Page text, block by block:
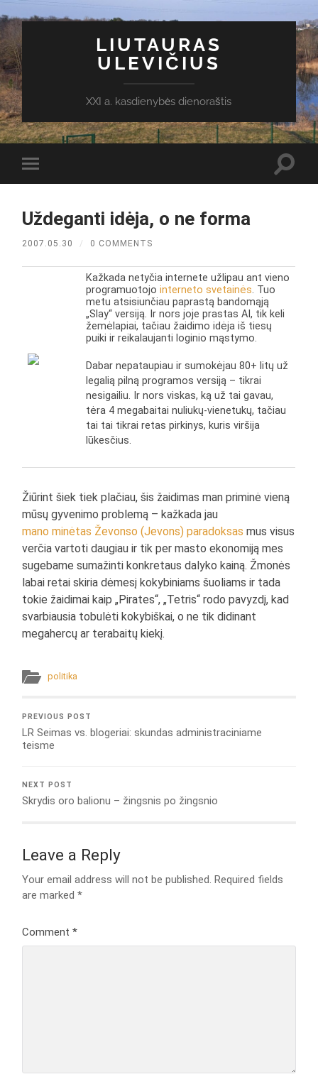
LIUTAURAS
ULEVIČIUS
XXI a. kasdienybės dienoraštis
Toggle
mobile
Uždeganti idėja, o ne forma
2007.05.30 / 0 COMMENTS
Kažkada netyčia internete užlipau ant vieno
programuotojointerneto svetainės. Tuo
metu atsisiunčiau paprastą bandomąją
„Slay“ versiją. Ir nors joje prastas AI, tik keli
žemėlapiai, tačiau žaidimo idėja iš tiesų
puiki ir reikalaujanti loginio mąstymo.
Dabar nepataupiau ir sumokėjau 80+ litų už
legalią pilną programos versiją – tikrai
nesigailiu. Ir nors viskas, ką už tai gavau,
tėra 4 megabaitai nuliukų-vienetukų, tačiau
tai tai tikrai retas pirkinys, kuris viršija
lūkesčius.
Žiūrint šiek tiek plačiau, šis žaidimas man priminė vieną
mūsų gyvenimo problemą – kažkada jau
mano minėtas Ževonso (Jevons) paradoksas mus visus
verčia vartoti daugiau ir tik per masto ekonomiją mes
sugebame sumažinti konkretaus dalyko kainą. Žmonės
labai retai skiria dėmesį kokybiniams šuoliams ir tada
tokie žaidimai kaip „Pirates“, „Tetris“ rodo pavyzdį, kad
svarbiausia tobulėti kokybiškai, o ne tik didinant
megahercų ar terabaitų kiekį.
politika
PREVIOUS POST
LR Seimas vs. blogeriai: skundas administraciniame
teisme
NEXT POST
Skrydis oro balionu – žingsnis po žingsnio
Leave a Reply
Your email address will not be published. Required fields
are marked*
Comment*